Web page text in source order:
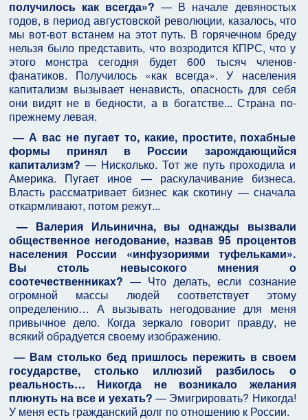
получилось как всегда»? — В начале девяностых
годов, в период августовской революции, казалось, что
мы вот-вот встанем на этот путь. В горячечном бреду
нельзя было представить, что возродится КПРС, что у
этого монстра сегодня будет 600 тысяч членов-
фанатиков. Получилось «как всегда». У населения
капитализм вызывает ненависть, опасность для себя
они видят не в бедности, а в богатстве... Страна по-
прежнему левая.
— А вас не пугает то, какие, простите, похабные
формы принял в России зарождающийся
капитализм? — Нисколько. Тот же путь проходила и
Америка. Пугает иное — раскулачивание бизнеса.
Власть рассматривает бизнес как скотину — сначала
откармливают, потом режут...
— Валерия Ильинична, вы однажды вызвали
общественное негодование, назвав 95 процентов
населения России «инфузориями туфельками».
Вы столь невысокого мнения о
соотечественниках? — Что делать, если сознание
огромной массы людей соответствует этому
определению… А вызывать негодование для меня
привычное дело. Когда зеркало говорит правду, не
всякий обрадуется своему изображению.
— Вам столько бед пришлось пережить в своем
государстве, столько иллюзий разбилось о
реальность… Никогда не возникало желания
плюнуть на все и уехать? — Эмигрировать? Никогда!
У меня есть гражданский долг по отношению к России.